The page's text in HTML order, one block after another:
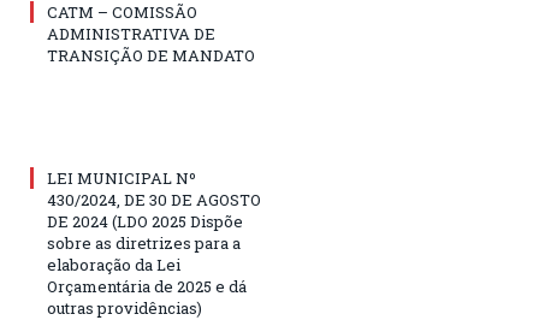
CATM – COMISSÃO
ADMINISTRATIVA DE
TRANSIÇÃO DE MANDATO
LEI MUNICIPAL Nº
430/2024, DE 30 DE AGOSTO
DE 2024 (LDO 2025 Dispõe
sobre as diretrizes para a
elaboração da Lei
Orçamentária de 2025 e dá
outras providências)